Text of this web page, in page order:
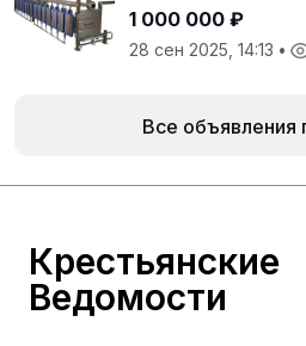
1 000 000 ₽
28 сен 2025, 14:13 •
Все объявления
Крестьянские
Ведомости